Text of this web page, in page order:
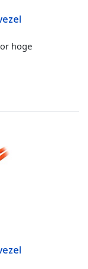
hoge